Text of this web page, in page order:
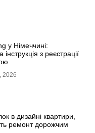
у Німеччині:
інструкція з реєстрації
2026
в дизайні квартири,
ремонт дорожчим